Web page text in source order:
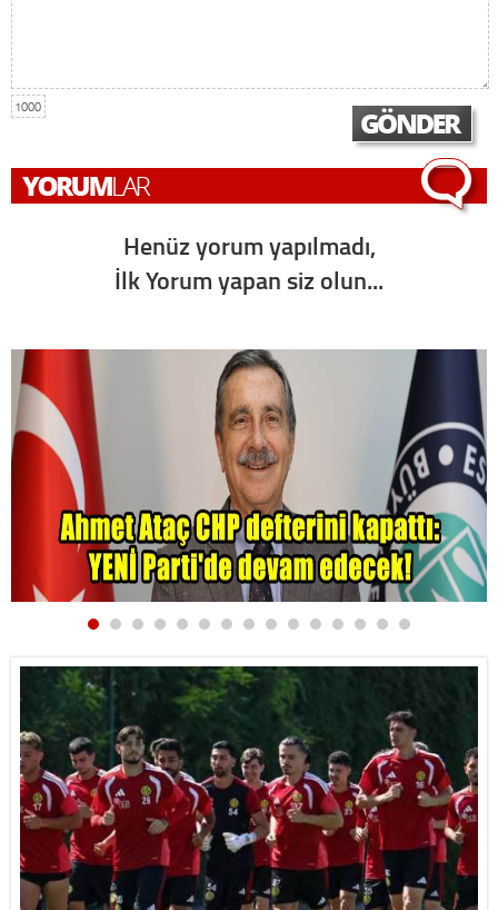
1000
Henüz yorum yapılmadı,
İlk Yorum yapan siz olun...